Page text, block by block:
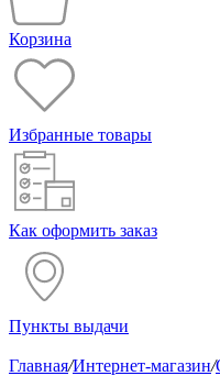
Корзина
Избранные товары
Как оформить заказ
Пункты выдачи
Главная/Интернет-магазин/